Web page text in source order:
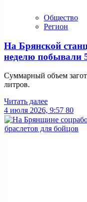
Общество
Регион
На Брянской
неделю побывали
Суммарный объем
литров.
Читать далее
4 июля 2026, 9:57 80